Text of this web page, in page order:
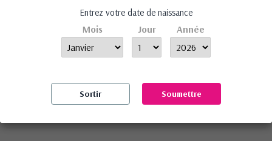
lecoinduplaisir.fr vous propose des produits érotiques sélectionnés avec soin
pour leur efficacité et leur qualité à des prix abordables.
Informations
Entrez votre date de naissance
Mois Jour Année
Sortir Soumettre